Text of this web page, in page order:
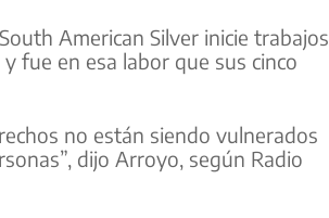
American Silver inicie trabajos
fue en esa labor que sus cinco
no están siendo vulnerados
dijo Arroyo, según Radio